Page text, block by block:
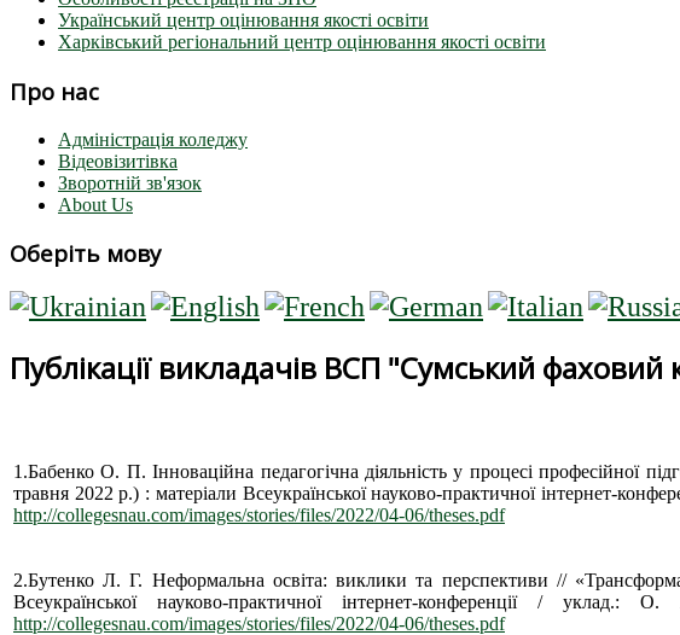
Український центр оцінювання якості освіти
Харківський регіональний центр оцінювання якості освіти
Про нас
Адміністрація коледжу
Відеовізитівка
Зворотній зв'язок
About Us
Оберіть мову
Публікації викладачів ВСП "Сумський
1.Бабенко О. П. Інноваційна педагогічна діяльність у процесі професійної
травня 2022 р.) : матеріали Всеукраїнської науково-практичної
http://collegesnau.com/images/stories/files/2022/04-06/theses.pdf
2.Бутенко Л. Г. Неформальна освіта: виклики та перспективи //
Всеукраїнської науково-практичної інтернет-конференції /
http://collegesnau.com/images/stories/files/2022/04-06/theses.pdf